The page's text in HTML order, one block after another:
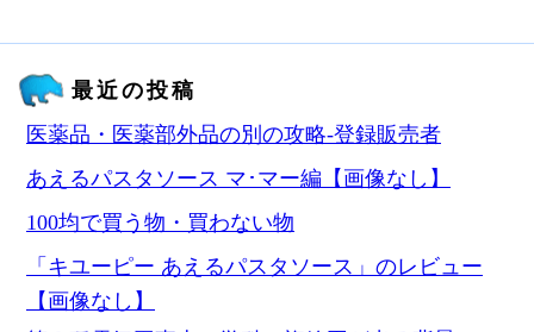
最近の投稿
医薬品・医薬部外品の別の攻略‐登録販売者
あえるパスタソース マ･マー編【画像なし】
100均で買う物・買わない物
「キユーピー あえるパスタソース」のレビュー
【画像なし】